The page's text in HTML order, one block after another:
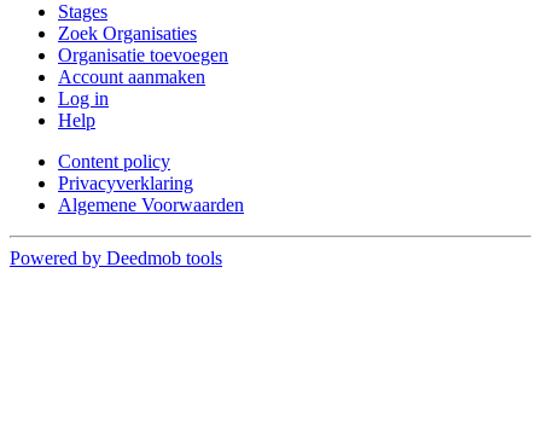
Stages
Zoek Organisaties
Organisatie toevoegen
Account aanmaken
Log in
Help
Content policy
Privacyverklaring
Algemene Voorwaarden
Powered by Deedmob tools